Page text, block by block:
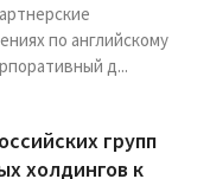
по английскому
д...
групп
холдингов к